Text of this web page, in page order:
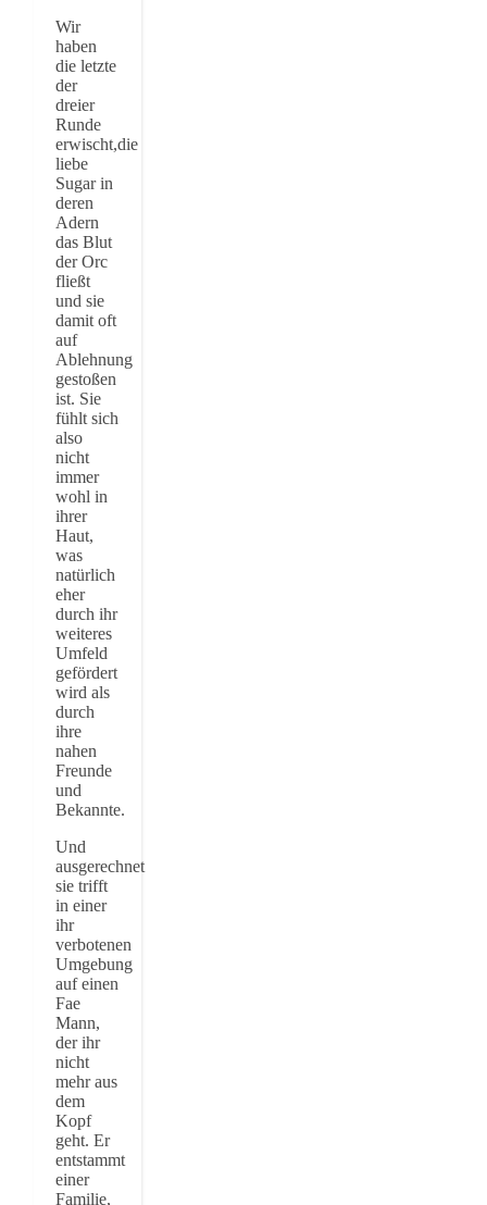
Wir
haben
die letzte
der
dreier
Runde
erwischt,die
liebe
Sugar in
deren
Adern
das Blut
der Orc
fließt
und sie
damit oft
auf
Ablehnung
gestoßen
ist. Sie
fühlt sich
also
nicht
immer
wohl in
ihrer
Haut,
was
natürlich
eher
durch ihr
weiteres
Umfeld
gefördert
wird als
durch
ihre
nahen
Freunde
und
Bekannte.
Und
ausgerechnet
sie trifft
in einer
ihr
verbotenen
Umgebung
auf einen
Fae
Mann,
der ihr
nicht
mehr aus
dem
Kopf
geht. Er
entstammt
einer
Familie,